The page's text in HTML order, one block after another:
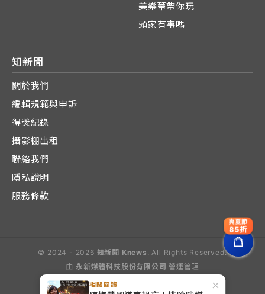
×
相關閱讀
美樂蒂帶你玩
頭家有事嗎
知新聞
關於我們
編輯規範與申訴
得獎紀錄
攝影棚出租
聯絡我們
隱私說明
服務條款
© 2024 - 2026 知新聞 Knews . All Rights Reserved.
由 永新媒體科技股份有限公司 營運管理
爽夏節
85折